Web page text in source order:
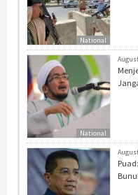
National
National